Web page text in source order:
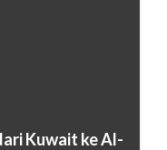
Kuwait ke Al-